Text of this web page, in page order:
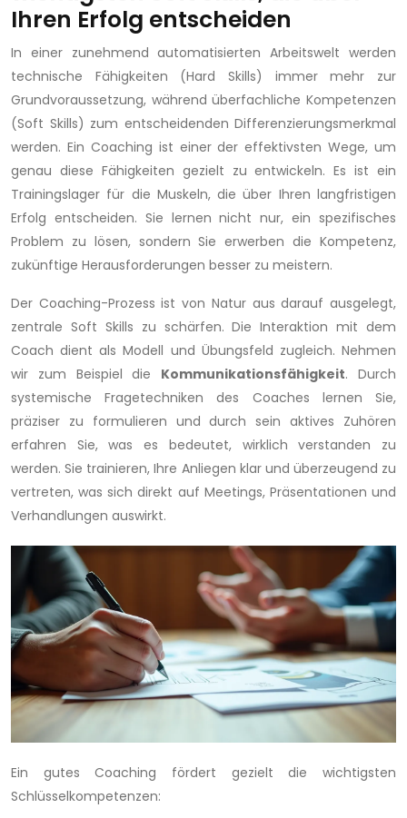
Ihren Erfolg entscheiden
In einer zunehmend automatisierten Arbeitswelt werden
technische Fähigkeiten (Hard Skills) immer mehr zur
Grundvoraussetzung, während überfachliche Kompetenzen
(Soft Skills) zum entscheidenden Differenzierungsmerkmal
werden. Ein Coaching ist einer der effektivsten Wege, um
genau diese Fähigkeiten gezielt zu entwickeln. Es ist ein
Trainingslager für die Muskeln, die über Ihren langfristigen
Erfolg entscheiden. Sie lernen nicht nur, ein spezifisches
Problem zu lösen, sondern Sie erwerben die Kompetenz,
zukünftige Herausforderungen besser zu meistern.
Der Coaching-Prozess ist von Natur aus darauf ausgelegt,
zentrale Soft Skills zu schärfen. Die Interaktion mit dem
Coach dient als Modell und Übungsfeld zugleich. Nehmen
wir zum Beispiel die Kommunikationsfähigkeit. Durch
systemische Fragetechniken des Coaches lernen Sie,
präziser zu formulieren und durch sein aktives Zuhören
erfahren Sie, was es bedeutet, wirklich verstanden zu
werden. Sie trainieren, Ihre Anliegen klar und überzeugend zu
vertreten, was sich direkt auf Meetings, Präsentationen und
Verhandlungen auswirkt.
Ein gutes Coaching fördert gezielt die wichtigsten
Schlüsselkompetenzen: